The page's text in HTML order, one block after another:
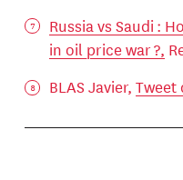
Russia vs Saudi :
in oil price war ?,
BLAS Javier, Tweet